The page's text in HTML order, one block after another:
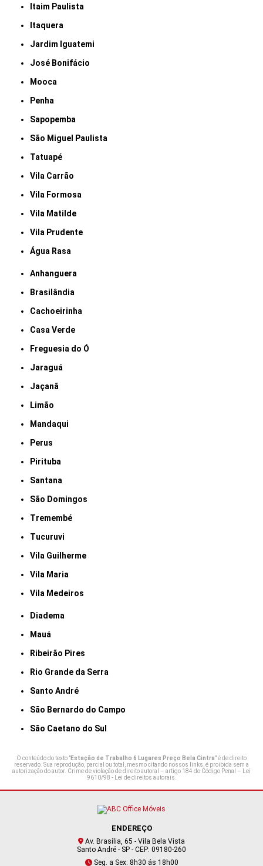
Itaim Paulista
Itaquera
Jardim Iguatemi
José Bonifácio
Mooca
Penha
Sapopemba
São Miguel Paulista
Tatuapé
Vila Carrão
Vila Formosa
Vila Matilde
Vila Prudente
Água Rasa
Anhanguera
Brasilândia
Cachoeirinha
Casa Verde
Freguesia do Ó
Jaraguá
Jaçanã
Limão
Mandaqui
Perus
Pirituba
Santana
São Domingos
Tremembé
Tucuruvi
Vila Guilherme
Vila Maria
Vila Medeiros
Diadema
Mauá
Ribeirão Pires
Rio Grande da Serra
Santo André
São Bernardo do Campo
São Caetano do Sul
O conteúdo do texto "Estação de Trabalho 6 Lugares Preço Bela Cintra" é de direito
reservado. Sua reprodução, parcial ou total, mesmo citando nossos links, é proibida sem a
autorização do autor. Crime de violação de direito autoral – artigo 184 do Código Penal – Lei
9610/98 - Lei de direitos autorais.
ENDEREÇO
Av. Brasília, 65 - Vila Bela Vista
Santo André - SP - CEP: 09180-260
Seg. a Sex: 8h30 ás 18h00